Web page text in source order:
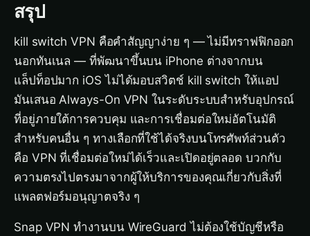
สรุป
kill switch VPN คือคำสัญญาง่าย ๆ — ไม่มีทราฟฟิกออก
นอกทันเนล — ที่พัฒนาขึ้นบน iPhone ต่างจากบน
แล็ปท็อปมาก iOS ไม่ได้มอบสวิตช์ kill switch ให้แอป
มันเสนอ Always-On VPN ในระดับระบบสำหรับอุปกรณ์
ที่อยู่ภายใต้การควบคุม และการเชื่อมต่อใหม่อัตโนมัติ
สำหรับคนอื่น ๆ ทางเลือกที่ใช้ได้จริงบนโทรศัพท์ส่วนตัว
คือ VPN ที่เชื่อมต่อใหม่ได้เร็วและเปิดอยู่ตลอด บวกกับ
ความตรงไปตรงมาจากผู้ให้บริการของคุณเกี่ยวกับสิ่งที่
แพลตฟอร์มอนุญาตจริง ๆ
Snap VPN ทำงานบน WireGuard ไม่ต้องใช้บัญชีหรือ